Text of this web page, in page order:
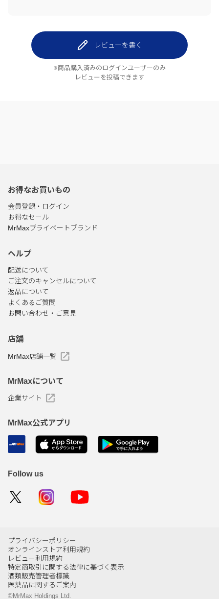
レビューを書く
※商品購入済みのログインユーザーのみ
レビューを投稿できます
お得なお買いもの
会員登録・ログイン
お得なセール
MrMaxプライベートブランド
ヘルプ
配送について
ご注文のキャンセルについて
返品について
よくあるご質問
お問い合わせ・ご意見
店舗
MrMax店舗一覧
MrMaxについて
企業サイト
MrMax公式アプリ
Follow us
プライバシーポリシー
オンラインストア利用規約
レビュー利用規約
特定商取引に関する法律に基づく表示
酒類販売管理者標識
医薬品に関するご案内
©MrMax Holdings Ltd.